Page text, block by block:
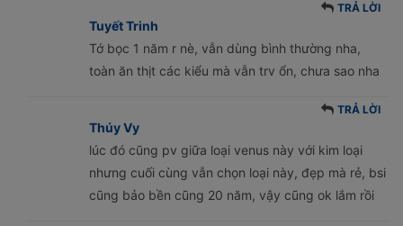
Tuyết Trinh
TRẢ LỜI
Tớ bọc 1 năm r nè, vẫn dùng bình thường nha,
toàn ăn thịt các kiểu mà vẫn trv ổn, chưa sao nha
Thúy Vy
TRẢ LỜI
lúc đó cũng pv giữa loại venus này với kim loại
nhưng cuối cùng vẫn chọn loại này, đẹp mà rẻ, bsi
cũng bảo bền cũng 20 năm, vậy cũng ok lắm rồi